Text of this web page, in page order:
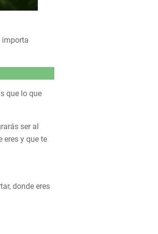
importa
que lo que
ser al
eres y que te
donde eres